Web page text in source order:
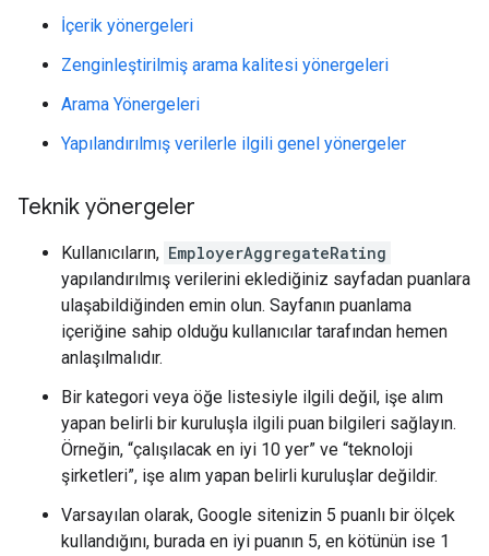
İçerik yönergeleri
Zenginleştirilmiş arama kalitesi yönergeleri
Arama Yönergeleri
Yapılandırılmış verilerle ilgili genel yönergeler
Teknik yönergeler
Kullanıcıların, EmployerAggregateRating
yapılandırılmış verilerini eklediğiniz sayfadan puanlara
ulaşabildiğinden emin olun. Sayfanın puanlama
içeriğine sahip olduğu kullanıcılar tarafından hemen
anlaşılmalıdır.
Bir kategori veya öğe listesiyle ilgili değil, işe alım
yapan belirli bir kuruluşla ilgili puan bilgileri sağlayın.
Örneğin, “çalışılacak en iyi 10 yer” ve “teknoloji
şirketleri”, işe alım yapan belirli kuruluşlar değildir.
Varsayılan olarak, Google sitenizin 5 puanlı bir ölçek
kullandığını, burada en iyi puanın 5, en kötünün ise 1